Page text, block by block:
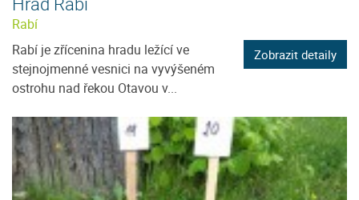
Rabí
Rabí je zřícenina hradu ležící ve
stejnojmenné vesnici na vyvýšeném
ostrohu nad řekou Otavou v...
Zobrazit detaily